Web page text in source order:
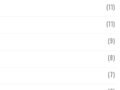
(11)
(11)
(9)
(8)
(7)